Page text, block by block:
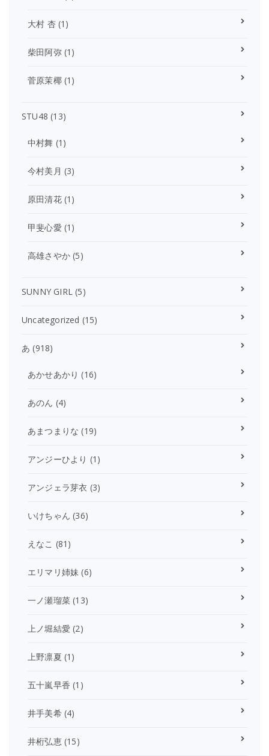
大村 杏(1)
柴田阿弥(1)
菅原茉椰(1)
STU48 (13)
中村舞 (1)
今村美月 (3)
原田清花(1)
甲斐心愛 (1)
高雄さやか (5)
SUNNY GIRL (5)
Uncategorized (15)
あ (918)
あかせあかり (16)
あのん (4)
あまつまりな (19)
アンジーひより (1)
アンジェラ芽衣 (3)
いけちゃん (36)
えなこ (81)
エリマリ姉妹 (6)
一ノ瀬瑠菜 (13)
上ノ堀結愛 (2)
上野凛夏 (1)
五十嵐早香 (1)
井手美希(4)
井桁弘恵(15)